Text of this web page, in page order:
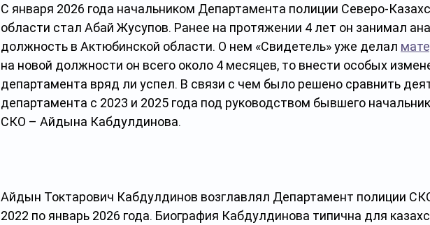
С января 2026 года начальником Департамента полиции Северо-
области стал Абай Жусупов. Ранее на протяжении 4 лет он занимал
должность в Актюбинской области. О нем «Свидетель» уже делал
на новой должности он всего около 4 месяцев, то внести особых
департамента вряд ли успел. В связи с чем было решено сравнить
департамента с 2023 и 2025 года под руководством бывшего
СКО – Айдына Кабдулдинова.
Айдын Токтарович Кабдулдинов возглавлял Департамент полиции
2022 по январь 2026 года. Биография Кабдулдинова типична для